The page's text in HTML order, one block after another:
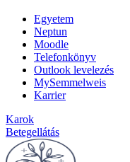
Egyetem
Neptun
Moodle
Telefonkönyv
Outlook levelezés
MySemmelweis
Karrier
Karok
Betegellátás